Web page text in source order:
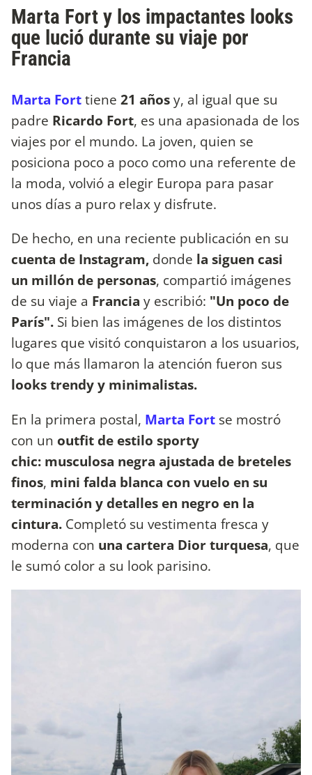
Marta Fort y los impactantes looks
que lució durante su viaje por
Francia
Marta Forttiene 21 añosy, al igual que su
padre Ricardo Fort, es una apasionada de los
viajes por el mundo. La joven, quien se
posiciona poco a poco como una referente de
la moda, volvió a elegir Europa para pasar
unos días a puro relax y disfrute.
De hecho, en una reciente publicación en su
cuenta de Instagram, donde la siguen casi
un millón de personas, compartió imágenes
de su viaje a Francia y escribió: "Un poco de
París". Si bien las imágenes de los distintos
lugares que visitó conquistaron a los usuarios,
lo que más llamaron la atención fueron sus
looks trendy y minimalistas.
En la primera postal, Marta Fort se mostró
con un outfit de estilo sporty
chic: musculosa negra ajustada de breteles
finos, mini falda blanca con vuelo en su
terminación y detalles en negro en la
cintura. Completó su vestimenta fresca y
moderna con una cartera Dior turquesa, que
le sumó color a su look parisino.